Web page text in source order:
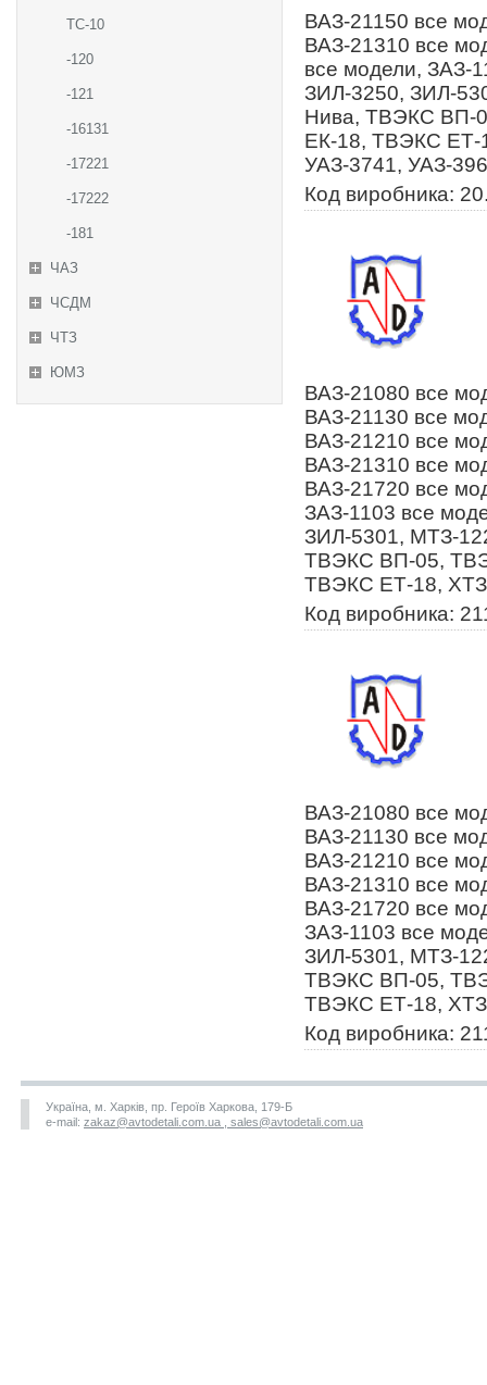
ТС-10
-120
-121
-16131
-17221
-17222
-181
ЧАЗ
ЧСДМ
ЧТЗ
ЮМЗ
ВАЗ-21150 все
ВАЗ-21310 все
все модели, ЗАЗ-
ЗИЛ-3250, ЗИЛ-
Нива, ТВЭКС ВП-
ЕК-18, ТВЭКС ЕТ-
УАЗ-3741, УАЗ-
Код виробника:
ВАЗ-21080 все
ВАЗ-21130 все
ВАЗ-21210 все
ВАЗ-21310 все
ВАЗ-21720 все
ЗАЗ-1103 все
ЗИЛ-5301, МТЗ-
ТВЭКС ВП-05,
ТВЭКС ЕТ-18, ХТЗ
Код виробника:
ВАЗ-21080 все
ВАЗ-21130 все
ВАЗ-21210 все
ВАЗ-21310 все
ВАЗ-21720 все
ЗАЗ-1103 все
ЗИЛ-5301, МТЗ-
ТВЭКС ВП-05,
ТВЭКС ЕТ-18, ХТЗ
Код виробника:
Україна, м. Харків, пр. Героїв Харкова, 179-Б
e-mail: zakaz@avtodetali.com.ua , sales@avtodetali.com.ua